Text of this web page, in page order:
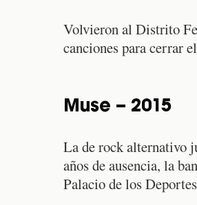
Volvieron al Distrito
canciones para cerrar
Muse – 2015
La de rock alternativo
años de ausencia, la
Palacio de los